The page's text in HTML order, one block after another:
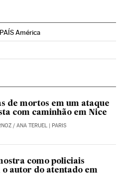
América
en Twitter
Brasil en Instagram
País Brasil en Facebook
de mortos em um ataque
com caminhão em Nice
/ ANA TERUEL | PARIS
como policiais
o autor do atentado em